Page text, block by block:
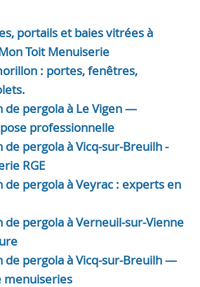
portails et baies vitrées à
Toit Menuiserie
: portes, fenêtres,
de pergola à Le Vigen —
professionnelle
pergola à Vicq-sur-Breuilh -
RGE
pergola à Veyrac : experts en
pergola à Verneuil-sur-Vienne
de pergola à Vicq-sur-Breuilh —
menuiseries